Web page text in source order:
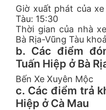
Giờ xuất phát của
Tàu: 15:30
Thời gian của nhà
Bà Rịa-Vũng Tàu
b. Các điểm
Tuấn Hiệp ở Bà
Bến Xe Xuyên Mộc
c. Các điểm trả
Hiệp ở Cà Mau